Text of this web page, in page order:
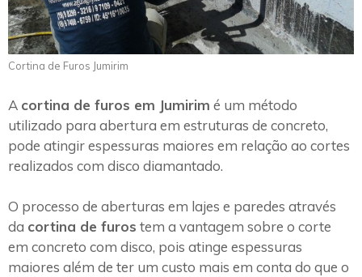
Cortina de Furos Jumirim
A cortina de furos em Jumirim é um método
utilizado para abertura em estruturas de concreto,
pode atingir espessuras maiores em relação ao cortes
realizados com disco diamantado.
O processo de aberturas em lajes e paredes através
da cortina de furos tem a vantagem sobre o corte
em concreto com disco, pois atinge espessuras
maiores além de ter um custo mais em conta do que o